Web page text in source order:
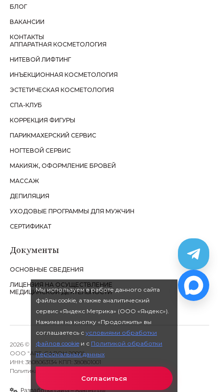
БЛОГ
ВАКАНСИИ
КОНТАКТЫ
АППАРАТНАЯ КОСМЕТОЛОГИЯ
НИТЕВОЙ ЛИФТИНГ
ИНЪЕКЦИОННАЯ КОСМЕТОЛОГИЯ
ЭСТЕТИЧЕСКАЯ КОСМЕТОЛОГИЯ
СПА-КЛУБ
КОРРЕКЦИЯ ФИГУРЫ
ПАРИКМАХЕРСКИЙ СЕРВИС
НОГТЕВОЙ СЕРВИС
МАКИЯЖ, ОФОРМЛЕНИЕ БРОВЕЙ
МАССАЖ
ДЕПИЛЯЦИЯ
УХОДОВЫЕ ПРОГРАММЫ ДЛЯ МУЖЧИН
СЕРТИФИКАТ
Документы
ОСНОВНЫЕ СВЕДЕНИЯ
ЛИЦЕНЗИЯ НА ОСУЩЕСТВЛЕНИЕ
МЕДИЦИНСКОЙ ДЕЯТЕЛЬНОСТИ
2026 ©
ООО "АРТ-САЛОН 2000"
ИНН: 3808063134 КПП: 380801001
Политика обработки персональных данных
Разработка сайта – Вангер.рф
Мы используем в работе данного сайта
файлы cookie, а также аналитический
сервис «Яндекс Метрика» (ООО «Яндекс»).
Нажимая на кнопку «Продолжить» вы
соглашаетесь с условиями обработки
файлов cookie и с Политикой обработки
персональных данных
Согласиться